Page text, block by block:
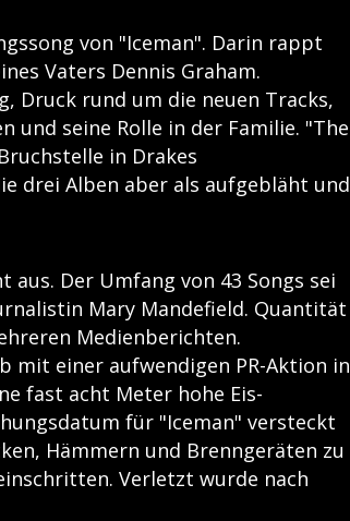
von "Iceman". Darin rappt
Vaters Dennis Graham.
Druck rund um die neuen Tracks,
und seine Rolle in der Familie. "The
in Drakes
drei Alben aber als aufgebläht und
Der Umfang von 43 Songs sei
Mary Mandefield. Quantität
Medienberichten.
mit einer aufwendigen PR-Aktion in
fast acht Meter hohe Eis-
für "Iceman" versteckt
Hämmern und Brenngeräten zu
Verletzt wurde nach